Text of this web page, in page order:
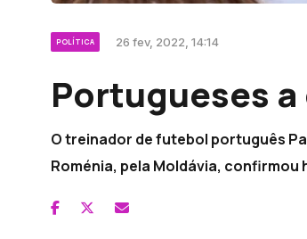
POLÍTICA 26 fev, 2022, 14:14
Portugueses
O treinador de futebol português
Roménia, pela Moldávia,